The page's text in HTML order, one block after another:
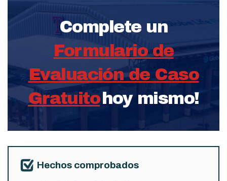
Complete un
Formulario de
Evaluación de Caso
Gratuitohoy mismo!
Hechos comprobados